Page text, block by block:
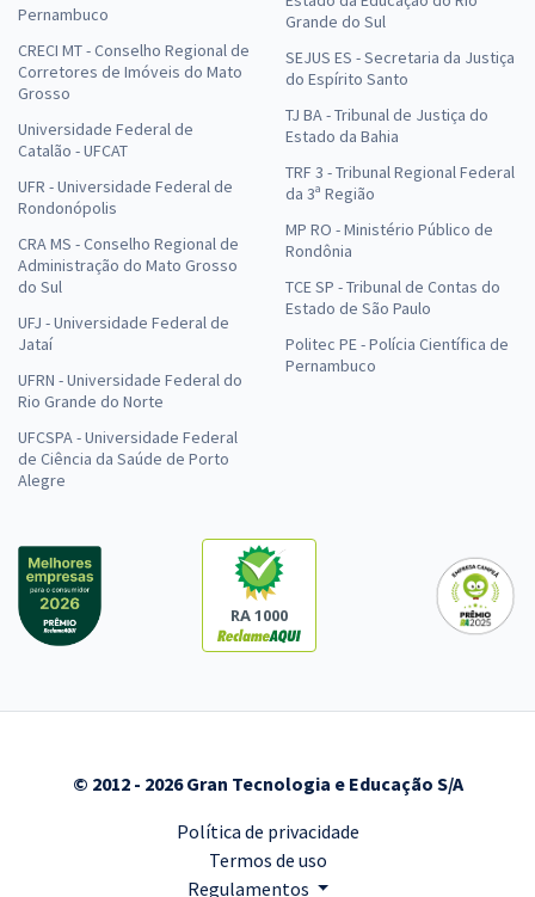
Pernambuco
CRECI MT - Conselho Regional de
Corretores de Imóveis do Mato
Grosso
Universidade Federal de
Catalão - UFCAT
UFR - Universidade Federal de
Rondonópolis
CRA MS - Conselho Regional de
Administração do Mato Grosso
do Sul
UFJ - Universidade Federal de
Jataí
UFRN - Universidade Federal do
Rio Grande do Norte
UFCSPA - Universidade Federal
de Ciência da Saúde de Porto
Alegre
Grande do Sul
SEJUS ES - Secretaria da Justiça
do Espírito Santo
TJ BA - Tribunal de Justiça do
Estado da Bahia
TRF 3 - Tribunal Regional Federal
da 3ª Região
MP RO - Ministério Público de
Rondônia
TCE SP - Tribunal de Contas do
Estado de São Paulo
Politec PE - Polícia Científica de
Pernambuco
RA 1000
© 2012 - 2026 Gran Tecnologia e Educação S/A
Política de privacidade
Termos de uso
Regulamentos